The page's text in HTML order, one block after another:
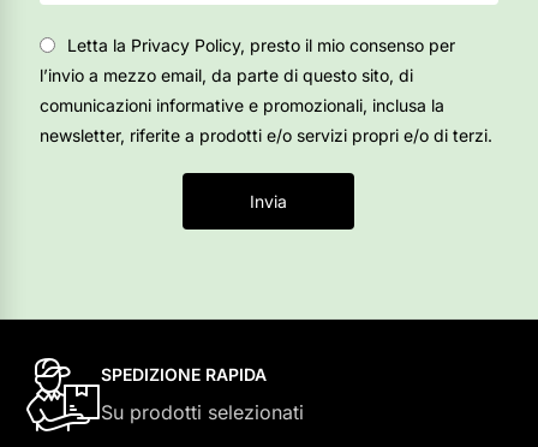
Letta la Privacy Policy, presto il mio consenso per
l’invio a mezzo email, da parte di questo sito, di
comunicazioni informative e promozionali, inclusa la
newsletter, riferite a prodotti e/o servizi propri e/o di terzi.
Invia
SPEDIZIONE RAPIDA
Su prodotti selezionati